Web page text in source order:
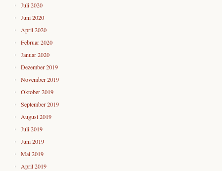
Juli 2020
Juni 2020
April 2020
Februar 2020
Januar 2020
Dezember 2019
November 2019
Oktober 2019
September 2019
August 2019
Juli 2019
Juni 2019
Mai 2019
April 2019